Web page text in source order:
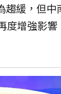
緩，但中
度增強影